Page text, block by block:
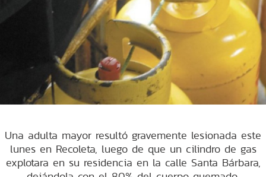
Una adulta mayor resultó gravemente lesionada este
lunes en Recoleta, luego de que un cilindro de gas
explotara en su residencia en la calle Santa Bárbara,